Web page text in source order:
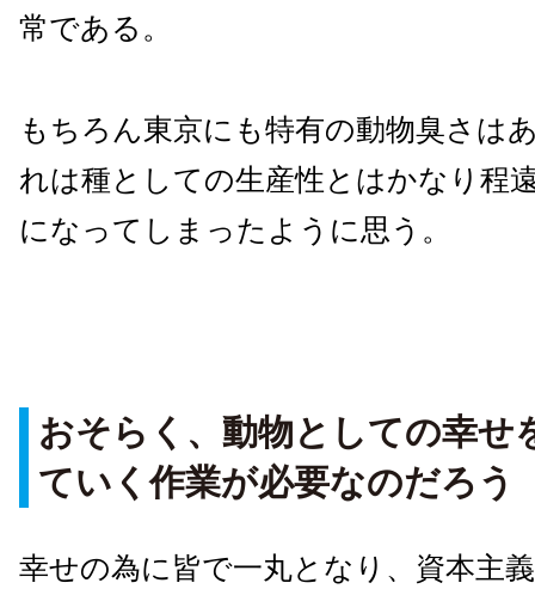
常である。
もちろん東京にも特有の動物臭さは
れは種としての生産性とはかなり程
になってしまったように思う。
おそらく、動物としての幸せ
ていく作業が必要なのだろう
幸せの為に皆で一丸となり、資本主